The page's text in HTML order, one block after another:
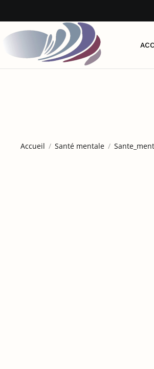
Accéder au contenu principal
Accueil Santé mentale